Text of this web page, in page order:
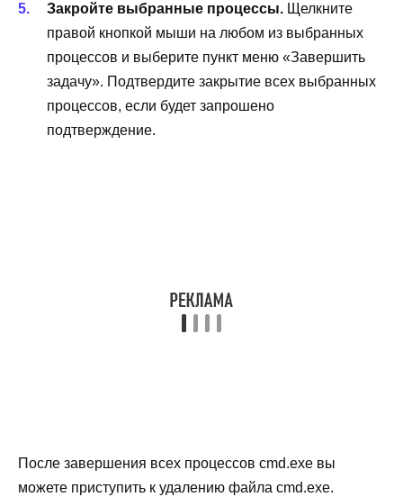
Закройте выбранные процессы. Щелкните
правой кнопкой мыши на любом из выбранных
процессов и выберите пункт меню «Завершить
задачу». Подтвердите закрытие всех выбранных
процессов, если будет запрошено
подтверждение.
После завершения всех процессов cmd.exe вы
можете приступить к удалению файла cmd.exe.